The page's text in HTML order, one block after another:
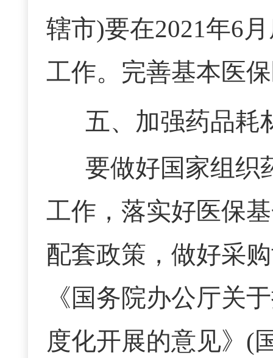
辖市)要在2021年6
工作。完善基本医
五、加强药品耗
要做好国家组织
工作，落实好医保
配套政策，做好采
《国务院办公厅关
度化开展的意见》(